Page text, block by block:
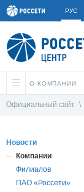
РУС
О КОМПАНИИ
Официальный сайт \
Новости
Компании
Филиалов
ПАО «Россети»